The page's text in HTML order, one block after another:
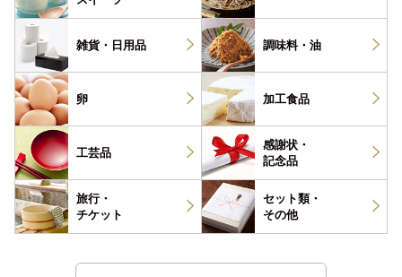
雑貨・ 日用品 調味料・ 油
卵 加工食品
工芸品
感謝状・
記念品
旅行・
チケット
セット類・
その他